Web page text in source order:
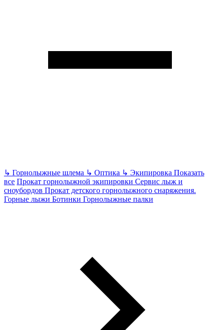
↳ Горнолыжные шлема ↳ Оптика ↳ Экипировка Показать
все Прокат горнолыжной экипировки Сервис лыж и
сноубордов Прокат детского горнолыжного снаряжения.
Горные лыжи Ботинки Горнолыжные палки